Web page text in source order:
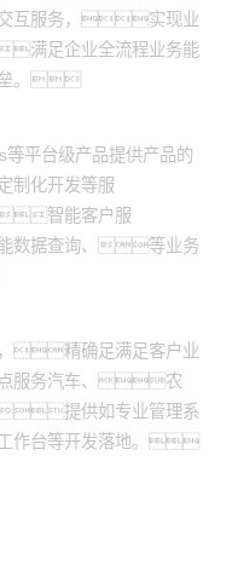
交互服务，实现业
满足企业全流程业务能
垒。
台级产品提供产品的
化开发等服
智能客户服
数据查询、等业务
，精确足满足客户业
服务汽车、农
提供如专业管理系
作台等开发落地。